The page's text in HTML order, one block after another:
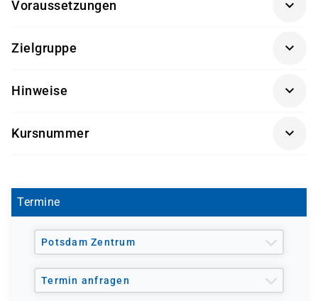
Voraussetzungen
folgende Vorkenntnisse mitbringen:
Zielgruppe
Hinweise
Kursnummer
Termine
Potsdam Zentrum
Termin anfragen